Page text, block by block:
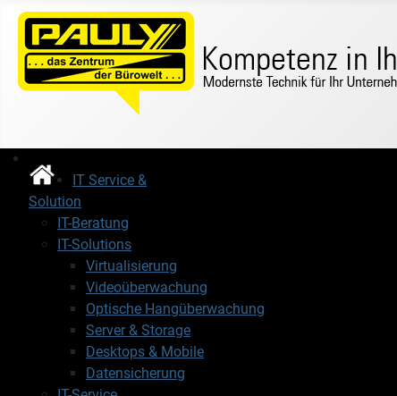
IT Service &
Solution
IT-Beratung
IT-Solutions
Virtualisierung
Videoüberwachung
Optische Hangüberwachung
Server & Storage
Desktops & Mobile
Datensicherung